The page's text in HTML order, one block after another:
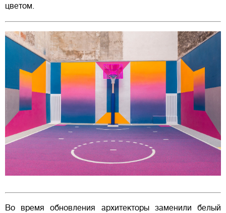
цветом.
Во время обновления архитекторы заменили белый